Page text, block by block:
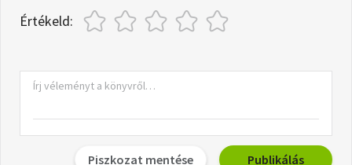
Értékeld:
Piszkozat mentése Publikálás